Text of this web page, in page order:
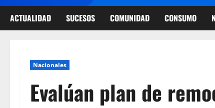
ACTUALIDAD SUCESOS COMUNIDAD CONSUMO
Nacionales
Evalúan plan de